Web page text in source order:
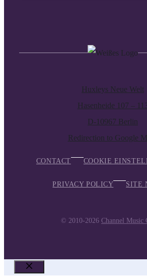
Huxleys Neue Welt
Hasenheide 107 –
D-10967 Berlin
Redirection to Google
CONTACT COOKIE
PRIVACY POLICY SITE
© 2010-2026 Channel Music
CLOSE